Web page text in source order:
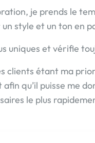
je prends le
style et un ton en
uniques et vérifie
clients étant ma
qu’il puisse me
le plus